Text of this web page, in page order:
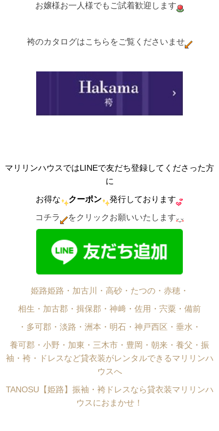
お嬢様お一人様でもご試着歓迎します
袴のカタログはこちらをご覧くださいませ
マリリンハウスではLINEで友だち登録してくださった方
に
お得な
クーポン
発行しております
コチラ
をクリックお願いいたします
姫路姫路・加古川・高砂・たつの・赤穂・
相生・加古郡・揖保郡・神﨑・佐用・宍粟・備前
・多可郡・淡路・洲本・明石・神戸西区・垂水・
養可郡・小野・加東・三木市・豊岡・朝来・養父・振
袖・袴・ドレスなど貸衣装がレンタルできるマリリンハ
ウスへ
TANOSU【姫路】振袖・袴ドレスなら貸衣装マリリンハ
ウスにおまかせ！